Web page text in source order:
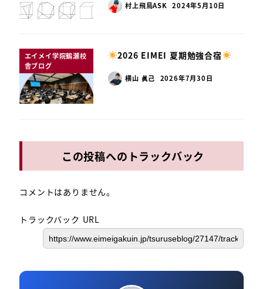
村上飛鳥ASK 2024年5月10日
エイメイ学院鶴瀬校
舎ブログ
2026 EIMEI 夏期勉強合宿
横山 眞己 2026年7月30日
この投稿へのトラックバック
コメントはありません。
トラックバック URL